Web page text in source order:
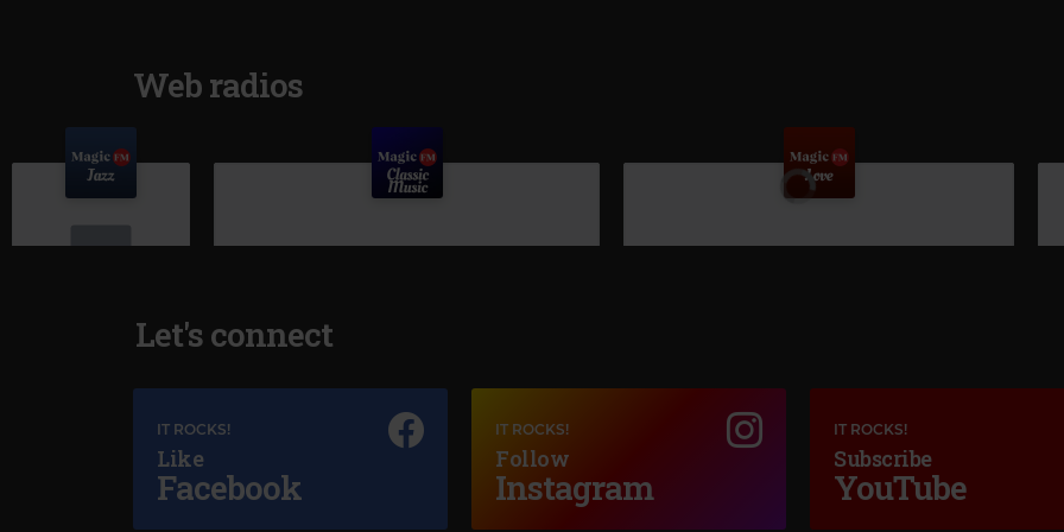
Web radios
Let's connect
IT ROCKS!
Like
Facebook
IT ROCKS!
Follow
Instagram
IT ROCKS!
Subscribe
YouTube